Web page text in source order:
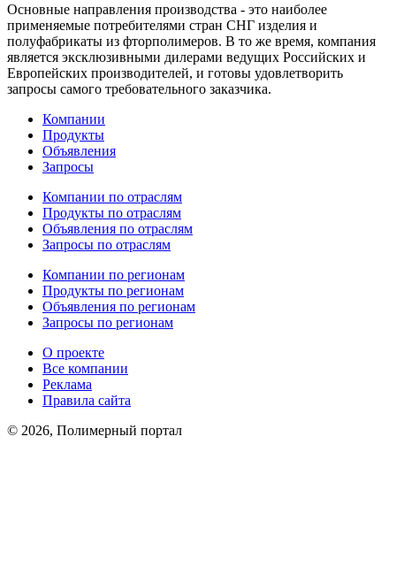
Основные направления производства - это наиболее
применяемые потребителями стран СНГ изделия и
полуфабрикаты из фторполимеров. В то же время, компания
является эксклюзивными дилерами ведущих Российских и
Европейских производителей, и готовы удовлетворить
запросы самого требовательного заказчика.
Компании
Продукты
Объявления
Запросы
Компании по отраслям
Продукты по отраслям
Объявления по отраслям
Запросы по отраслям
Компании по регионам
Продукты по регионам
Объявления по регионам
Запросы по регионам
О проекте
Все компании
Реклама
Правила сайта
© 2026, Полимерный портал